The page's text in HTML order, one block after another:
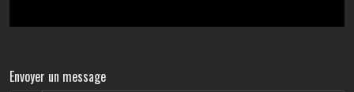
Envoyer un message